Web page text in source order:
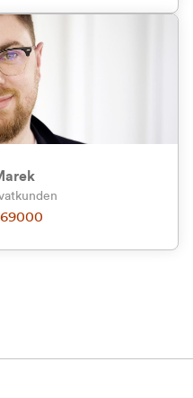
Sie?
MwSt.)
MwSt.)
69000